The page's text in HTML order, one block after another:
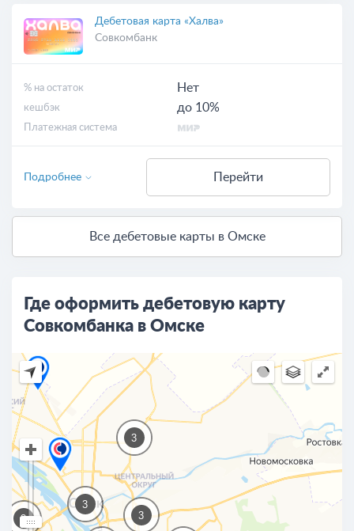
Дебетовая карта «Халва»
Совкомбанк
% на остаток Нет
кешбэк до 10%
Платежная система
Перейти
Подробнее
Все дебетовые карты в Омске
Где оформить дебетовую карту
Совкомбанка в Омске
3
3
3
3